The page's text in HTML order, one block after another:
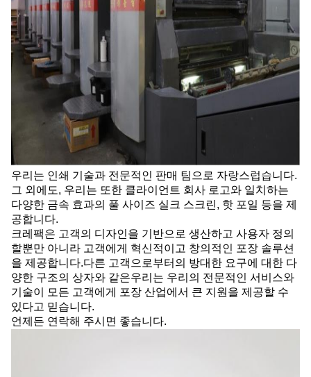
우리는 인쇄 기술과 전문적인 판매 팀으로 자랑스럽습니다.
그 외에도, 우리는 또한 클라이언트 회사 로고와 일치하는
다양한 금속 효과의 풀 사이즈 실크 스크린, 핫 포일 등을 제
공합니다.
크레팩은 고객의 디자인을 기반으로 생산하고 사용자 정의
할뿐만 아니라 고객에게 혁신적이고 창의적인 포장 솔루션
을 제공합니다.다른 고객으로부터의 방대한 요구에 대한 다
양한 구조의 상자와 같은우리는 우리의 전문적인 서비스와
기술이 모든 고객에게 포장 산업에서 큰 지원을 제공할 수
있다고 믿습니다.
언제든 연락해 주시면 좋습니다.